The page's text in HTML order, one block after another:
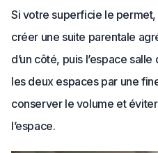
Si votre superficie le
créer une suite parentale
d’un côté, puis l’espace
les deux espaces par une
conserver le volume et
l’espace.